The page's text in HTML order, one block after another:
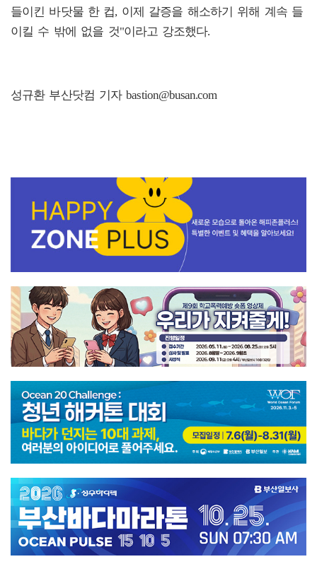
들이킨 바닷물 한 컵, 이제 갈증을 해소하기 위해 계속 들
이킬 수 밖에 없을 것"이라고 강조했다.
성규환 부산닷컴 기자 bastion@busan.com